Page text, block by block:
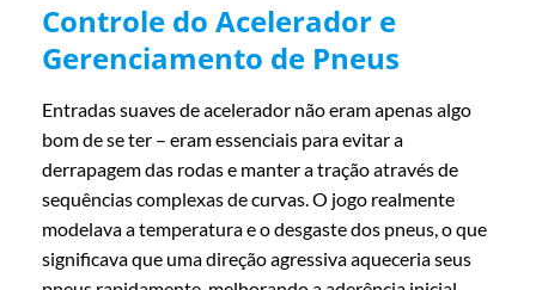
Controle do Acelerador e
Gerenciamento de Pneus
Entradas suaves de acelerador não eram apenas algo
bom de se ter – eram essenciais para evitar a
derrapagem das rodas e manter a tração através de
sequências complexas de curvas. O jogo realmente
modelava a temperatura e o desgaste dos pneus, o que
significava que uma direção agressiva aqueceria seus